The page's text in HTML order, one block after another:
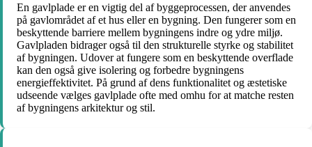
En gavlplade er en vigtig del af byggeprocessen, der anvendes
på gavlområdet af et hus eller en bygning. Den fungerer som en
beskyttende barriere mellem bygningens indre og ydre miljø.
Gavlpladen bidrager også til den strukturelle styrke og stabilitet
af bygningen. Udover at fungere som en beskyttende overflade
kan den også give isolering og forbedre bygningens
energieffektivitet. På grund af dens funktionalitet og æstetiske
udseende vælges gavlplade ofte med omhu for at matche resten
af bygningens arkitektur og stil.